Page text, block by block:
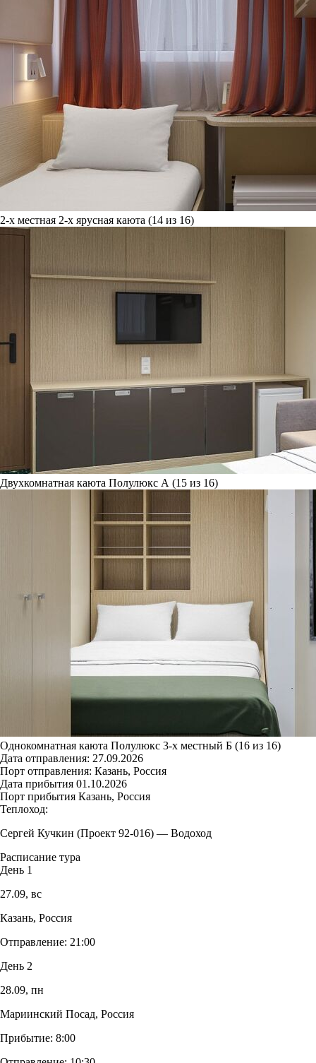
2-х местная 2-х ярусная каюта (14 из 16)
Двухкомнатная каюта Полулюкс А (15 из 16)
Однокомнатная каюта Полулюкс 3-х местный Б (16 из 16)
Дата отправления: 27.09.2026
Порт отправления: Казань, Россия
Дата прибытия 01.10.2026
Порт прибытия Казань, Россия
Теплоход:
Сергей Кучкин (Проект 92-016) — Водоход
Расписание тура
День 1
27.09, вс
Казань, Россия
Отправление: 21:00
День 2
28.09, пн
Мариинский Посад, Россия
Прибытие: 8:00